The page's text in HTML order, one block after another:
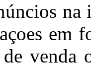
na
em
venda